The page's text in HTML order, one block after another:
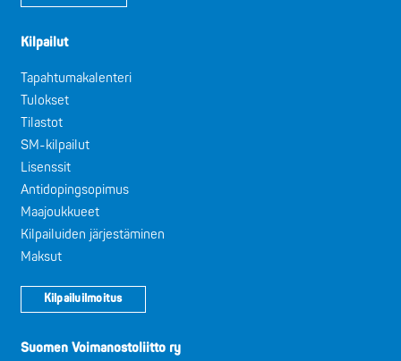
Kilpailut
Tapahtumakalenteri
Tulokset
Tilastot
SM-kilpailut
Lisenssit
Antidopingsopimus
Maajoukkueet
Kilpailuiden järjestäminen
Maksut
Kilpailuilmoitus
Suomen Voimanostoliitto ry